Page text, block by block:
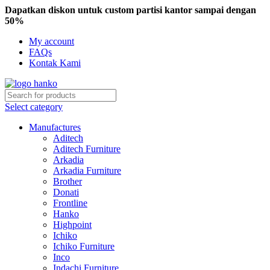
Dapatkan diskon untuk custom partisi kantor sampai dengan
50%
My account
FAQs
Kontak Kami
Select category
Manufactures
Aditech
Aditech Furniture
Arkadia
Arkadia Furniture
Brother
Donati
Frontline
Hanko
Highpoint
Ichiko
Ichiko Furniture
Inco
Indachi Furniture